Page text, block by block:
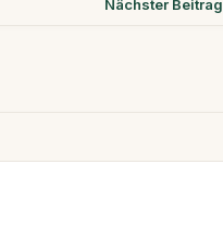
Nächster Beitrag